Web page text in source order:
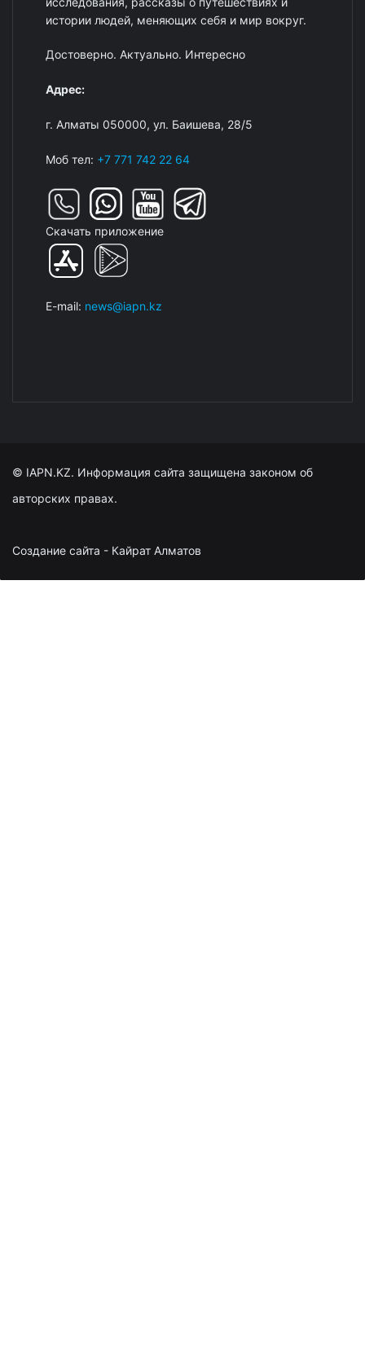
истории людей, меняющих себя и мир вокруг.
Достоверно. Актуально. Интересно
Адрес:
г. Алматы 050000, ул. Баишева, 28/5
Моб тел: +7 771 742 22 64
Скачать приложение
E-mail: news@iapn.kz
© IAPN.KZ. Информация сайта защищена законом об
авторских правах.
Создание сайта - Кайрат Алматов